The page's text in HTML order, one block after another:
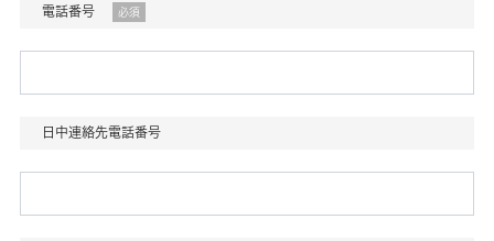
電話番号 必須
日中連絡先電話番号